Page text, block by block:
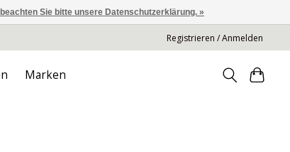
Registrieren / Anmelden
Marken
Sie bitte unsere Datenschutzerklärung. »